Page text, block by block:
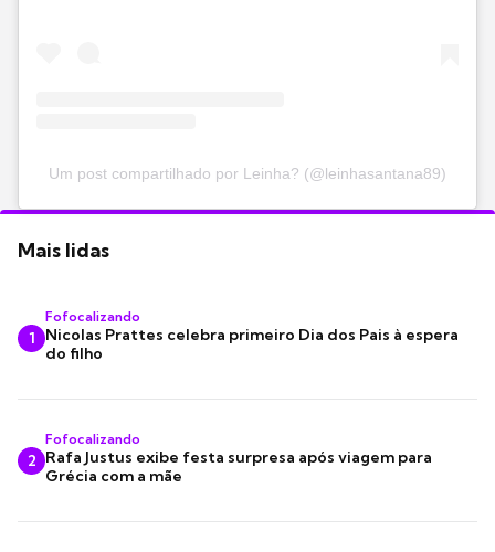
Um post compartilhado por Leinha? (@leinhasantana89)
Mais lidas
1
Fofocalizando
Nicolas Prattes celebra primeiro Dia dos Pais à espera
do filho
2
Fofocalizando
Rafa Justus exibe festa surpresa após viagem para
Grécia com a mãe